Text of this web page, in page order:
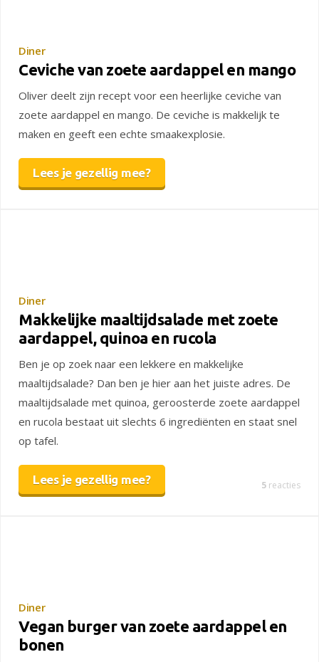
Diner
Ceviche van zoete aardappel en mango
Oliver deelt zijn recept voor een heerlijke ceviche van
zoete aardappel en mango. De ceviche is makkelijk te
maken en geeft een echte smaakexplosie.
Lees je gezellig mee?
Diner
Makkelijke maaltijdsalade met zoete
aardappel, quinoa en rucola
Ben je op zoek naar een lekkere en makkelijke
maaltijdsalade? Dan ben je hier aan het juiste adres. De
maaltijdsalade met quinoa, geroosterde zoete aardappel
en rucola bestaat uit slechts 6 ingrediënten en staat snel
op tafel.
Lees je gezellig mee? 5 reacties
Diner
Vegan burger van zoete aardappel en
bonen